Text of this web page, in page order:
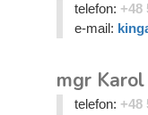
telefon: +48
e-mail:
mgr
telefon: +48